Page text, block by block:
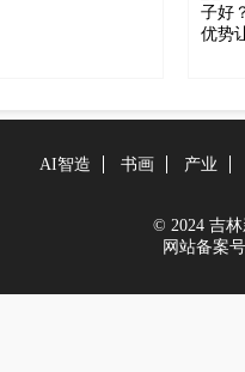
AI智造 书画 产业
© 2024 吉林
网站备案